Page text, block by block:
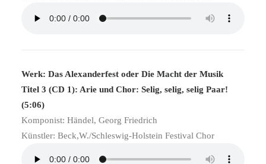
Werk: Das Alexanderfest oder Die Macht der Musik
Titel 3 (CD 1): Arie und Chor: Selig, selig, selig Paar!
(5:06)
Komponist: Händel, Georg Friedrich
Künstler: Beck,W./Schleswig-Holstein Festival Chor